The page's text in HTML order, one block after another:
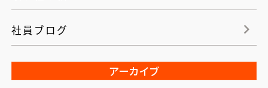
社員ブログ
アーカイブ